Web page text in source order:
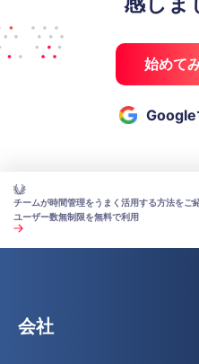
始めて
Google
チームが時間管理をうまく活用する方法をご
ユーザー数無制限を無料で利用
会社